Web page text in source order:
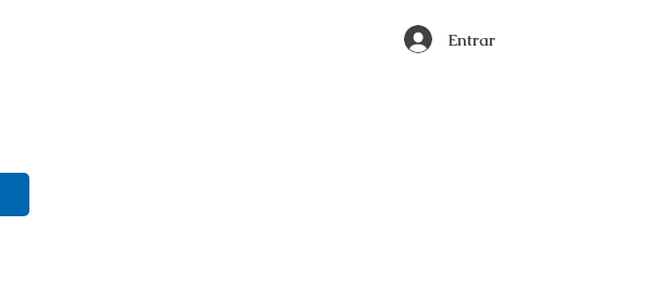
Entrar